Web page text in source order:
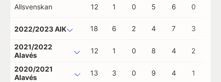
Allsvenskan 12 1 0 5 6 0
2022/2023 AIK 18 6 2 4 7 3
2021/2022
Alavés
12 1 0 8 4 2
2020/2021
Alavés
13 3 0 9 4 1